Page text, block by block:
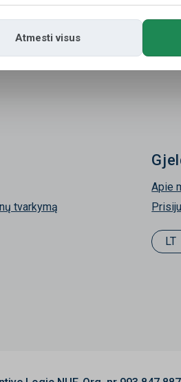
Skaitykite
tvarkymą
Apie
LT
Atmesti visus